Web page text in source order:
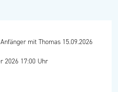
mit Thomas 15.09.2026
2026 17:00 Uhr